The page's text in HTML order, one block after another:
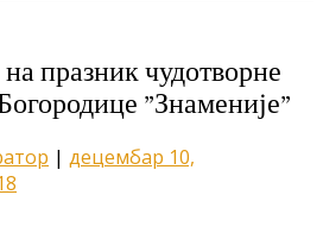
празник чудотворне
”Знаменије”
| децембар 10,